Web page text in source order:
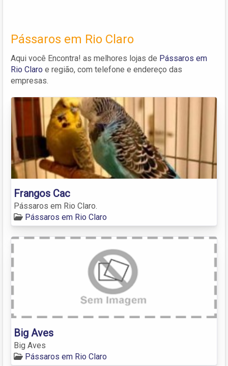
Pássaros em Rio Claro
Aqui você Encontra! as melhores lojas de Pássaros em
Rio Claro e região, com telefone e endereço das
empresas.
Frangos Cac
Pássaros em Rio Claro.
Pássaros em Rio Claro
Big Aves
Big Aves
Pássaros em Rio Claro